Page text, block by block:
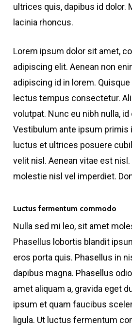
ultrices quis, dapibus id dolor.
lacinia rhoncus.
Lorem ipsum dolor sit amet,
adipiscing elit. Aenean non
adipiscing id in lorem.
lectus tempus consectetur.
volutpat. Nunc eu nibh nulla,
Vestibulum ante ipsum primis
luctus et ultrices posuere
velit nisl. Aenean vitae est
molestie nisl vel imperdiet.
Luctus fermentum commodo
Nulla sed mi leo, sit amet
Phasellus lobortis blandit
eros porta quis. Phasellus in
dapibus magna. Phasellus
amet aliquam a, gravida eget
ipsum et quam faucibus
ligula. Ut luctus fermentum